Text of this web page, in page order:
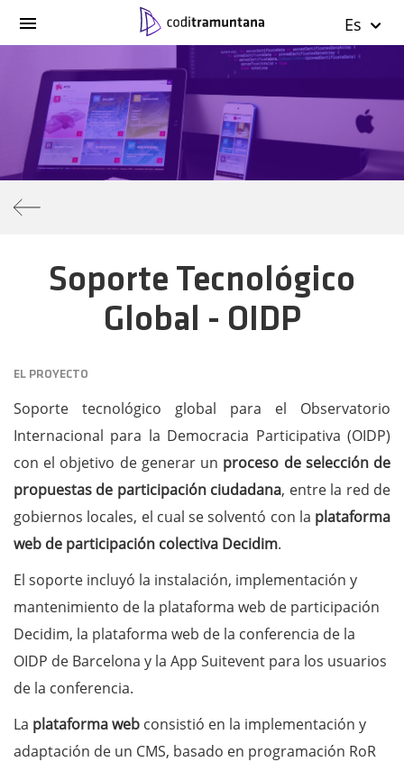
Es
Soporte Tecnológico
Global - OIDP
EL PROYECTO
Soporte tecnológico global para el Observatorio
Internacional para la Democracia Participativa (OIDP)
con el objetivo de generar un proceso de selección de
propuestas de participación ciudadana, entre la red de
gobiernos locales, el cual se solventó con la plataforma
web de participación colectiva Decidim.
El soporte incluyó la instalación, implementación y
mantenimiento de la plataforma web de participación
Decidim, la plataforma web de la conferencia de la
OIDP de Barcelona y la App Suitevent para los usuarios
de la conferencia.
La plataforma web consistió en la implementación y
adaptación de un CMS, basado en programación RoR